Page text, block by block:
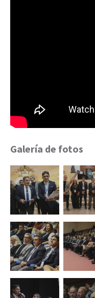
Galería de fotos